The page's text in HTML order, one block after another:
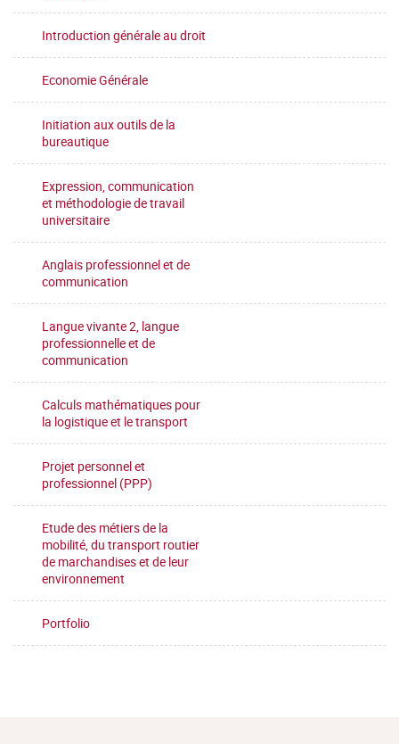
Introduction générale au droit
Economie Générale
Initiation aux outils de la
bureautique
Expression, communication
et méthodologie de travail
universitaire
Anglais professionnel et de
communication
Langue vivante 2, langue
professionnelle et de
communication
Calculs mathématiques pour
la logistique et le transport
Projet personnel et
professionnel (PPP)
Etude des métiers de la
mobilité, du transport routier
de marchandises et de leur
environnement
Portfolio